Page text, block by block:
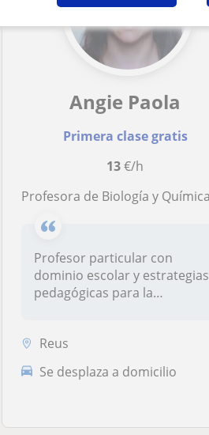
Angie Paola
Primera clase gratis
13€/h
Profesora de Biología y Química para estudiantes de diferentes niveles
Profesor particular con
dominio escolar y estrategias
pedagógicas para la
Reus
Se desplaza a domicilio